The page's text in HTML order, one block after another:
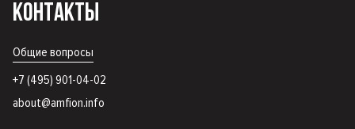
КОНТАКТЫ
Общие вопросы
+7 (495) 901-04-02
about@amfion.info